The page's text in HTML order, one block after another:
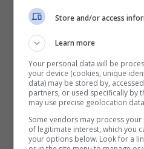
24 Ottobre 2024 - 10:19
Store and/or access
Learn more
Your personal data will be
your device (cookies, unique
data) may be stored by,
partners, or used specifically by
may use precise geolocation
Some vendors may process
of legitimate interest, which you
your options below. Look for a